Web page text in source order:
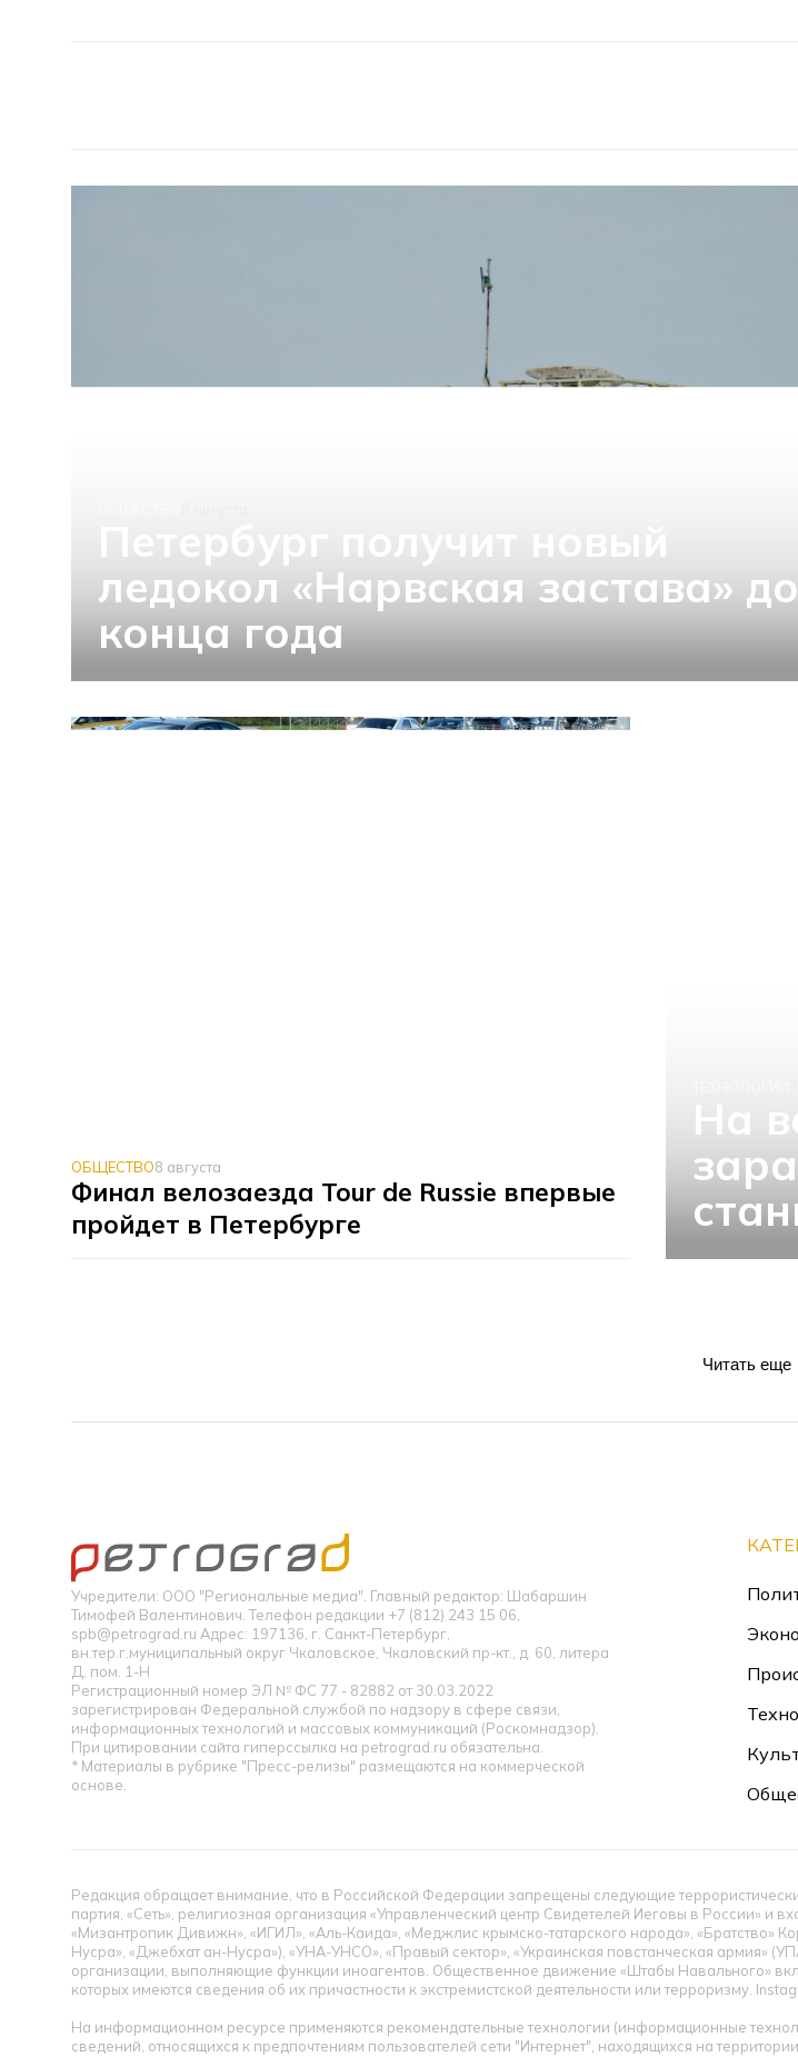
Петербург получит новый
ледокол «Нарвская застава» до
конца года
ОБЩЕСТВО8 августа
Финал велозаезда Tour de Russie впервые
пройдет в Петербурге
На
Читать еще
Учредители: ООО "Региональные медиа". Главный редактор: Шабаршин
Тимофей Валентинович. Телефон редакции +7 (812) 243 15 06,
spb@petrograd.ru Адрес: 197136, г. Санкт-Петербург,
вн.тер.г.муниципальный округ Чкаловское, Чкаловский пр-кт., д. 60, литера
Д, пом. 1-Н
Регистрационный номер ЭЛ № ФС 77 - 82882 от 30.03.2022
зарегистрирован Федеральной службой по надзору в сфере связи,
информационных технологий и массовых коммуникаций (Роскомнадзор).
При цитировании сайта гиперссылка на petrograd.ru обязательна.
* Материалы в рубрике "Пресс-релизы" размещаются на коммерческой
основе.
Редакция обращает внимание, что в Российской Федерации запрещены следующие
партия, «Сеть», религиозная организация «Управленческий центр Свидетелей Иеговы в России» и
«Мизантропик Дивижн», «ИГИЛ», «Аль-Каида», «Меджлис крымско-татарского народа», «Братство»
Нусра», «Джебхат ан-Нусра»), «УНА-УНСО», «Правый сектор», «Украинская повстанческая армия»
организации, выполняющие функции иноагентов. Общественное движение «Штабы Навального»
которых имеются сведения об их причастности к экстремистской деятельности или терроризму.
На информационном ресурсе применяются рекомендательные технологии (информационные
сведений, относящихся к предпочтениям пользователей сети "Интернет", находящихся на